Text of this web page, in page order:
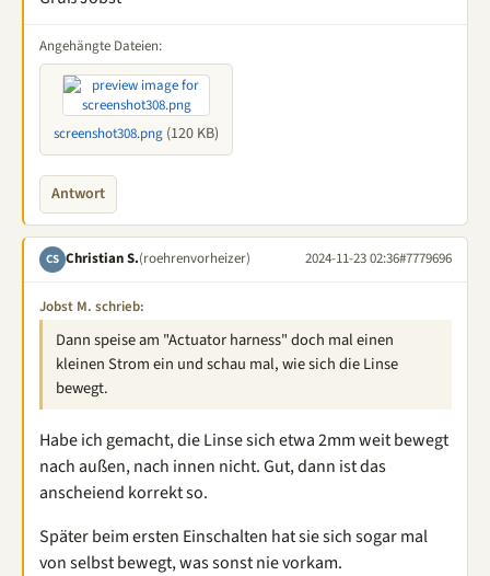
Angehängte Dateien:
screenshot308.png (120 KB)
Antwort
CS Christian S.(roehrenvorheizer) 2024-11-23 02:36#7779696
Jobst M. schrieb:
Dann speise am "Actuator harness" doch mal einen
kleinen Strom ein und schau mal, wie sich die Linse
bewegt.
Habe ich gemacht, die Linse sich etwa 2mm weit bewegt
nach außen, nach innen nicht. Gut, dann ist das
anscheiend korrekt so.
Später beim ersten Einschalten hat sie sich sogar mal
von selbst bewegt, was sonst nie vorkam.